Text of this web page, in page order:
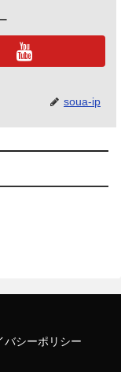
soua-ip
バシーポリシー